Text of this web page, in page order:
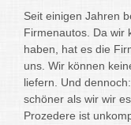
Seit einigen Jahren
Firmenautos. Da wir
haben, hat es die
uns. Wir können
liefern. Und
schöner als wir wir
Prozedere ist